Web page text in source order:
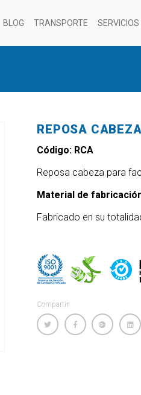
BLOG TRANSPORTE SERVICIOS
REPOSA
Código: RCA
Reposa cabeza para
Material de
Fabricado en su
Compartir: